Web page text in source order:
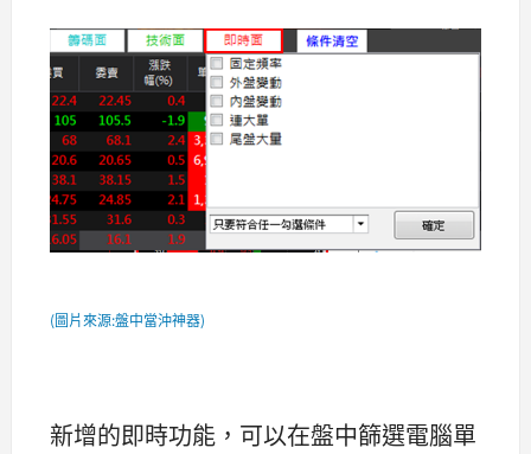
(圖片來源:盤中當沖神器)
新增的即時功能，可以在盤中篩選電腦單